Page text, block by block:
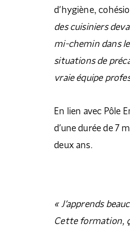
d’hygiène,
des cuisiniers
mi-chemin dans
situations de
vraie équipe
En lien avec Pôle
d’une durée de 7
deux ans.
« J’apprends
Cette formation,